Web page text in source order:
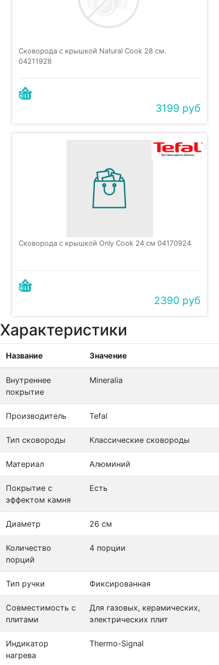
Сковорода с крышкой Natural Cook 28 см.
04211928
3199 руб
Сковорода с крышкой Only Cook 24 см 04170924
2390 руб
Характеристики
Название Значение
Внутреннее
покрытие
Mineralia
Производитель Tefal
Тип сковороды Классические сковороды
Материал Алюминий
Покрытие с
эффектом камня
Есть
Диаметр 26 см
Количество
порций
4 порции
Тип ручки Фиксированная
Совместимость с
плитами
Для газовых, керамических,
электрических плит
Индикатор
нагрева
Thermo-Signal